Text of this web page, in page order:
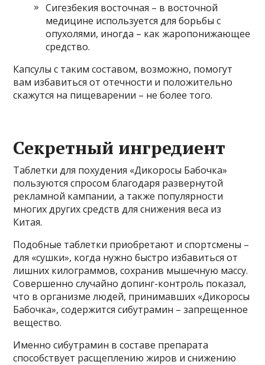
Сигезбекия восточная – в восточной
медицине используется для борьбы с
опухолями, иногда – как жаропонижающее
средство.
Капсулы с таким составом, возможно, помогут
вам избавиться от отечности и положительно
скажутся на пищеварении – не более того.
Секретный ингредиент
Таблетки для похудения «Дикоросы Бабочка»
пользуются спросом благодаря развернутой
рекламной кампании, а также популярности
многих других средств для снижения веса из
Китая.
Подобные таблетки приобретают и спортсмены –
для «сушки», когда нужно быстро избавиться от
лишних килограммов, сохранив мышечную массу.
Совершенно случайно допинг-контроль показал,
что в организме людей, принимавших «Дикоросы
Бабочка», содержится сибутрамин – запрещенное
вещество.
Именно сибутрамин в составе препарата
способствует расщеплению жиров и снижению